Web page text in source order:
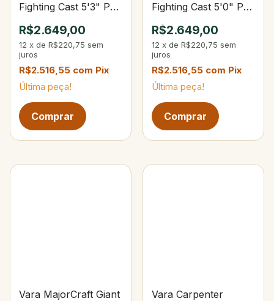
Fighting Cast 5'3" PE
R$2.649,00
12 x de R$220,75 sem
juros
R$2.516,55 com Pix
Última peça!
Fighting Cast 5'0" PE
R$2.649,00
12 x de R$220,75 sem
juros
R$2.516,55 com Pix
Última peça!
Vara MajorCraft Giant
Vara Carpenter